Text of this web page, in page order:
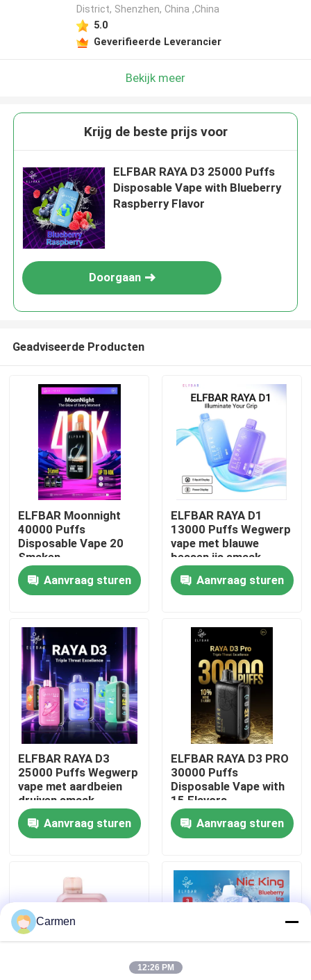
Thuis
Videos
Over ons
Fabrieksreis
Kwaliteitscontrole
Contacteer ons
Vraag een offerte aan
Vozol damp
District, Shenzhen, China ,China
5.0
Geverifieerde Leverancier
Bekijk meer
Krijg de beste prijs voor
ELFBAR RAYA D3 25000 Puffs
Disposable Vape with Blueberry
Raspberry Flavor
Doorgaan
Geadviseerde Producten
ELFBAR Moonnight
40000 Puffs
Disposable Vape 20
Smaken
Aanvraag sturen
ELFBAR RAYA D1
13000 Puffs Wegwerp
vape met blauwe
bessen ijs smaak
Aanvraag sturen
ELFBAR RAYA D3
25000 Puffs Wegwerp
vape met aardbeien
druiven smaak
Aanvraag sturen
ELFBAR RAYA D3 PRO
30000 Puffs
Disposable Vape with
15 Flavors
Aanvraag sturen
Carmen
12:26 PM